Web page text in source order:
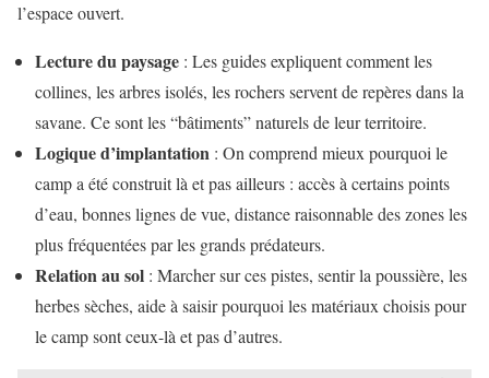
l’espace ouvert.
Lecture du paysage : Les guides expliquent comment les
collines, les arbres isolés, les rochers servent de repères dans la
savane. Ce sont les “bâtiments” naturels de leur territoire.
Logique d’implantation : On comprend mieux pourquoi le
camp a été construit là et pas ailleurs : accès à certains points
d’eau, bonnes lignes de vue, distance raisonnable des zones les
plus fréquentées par les grands prédateurs.
Relation au sol : Marcher sur ces pistes, sentir la poussière, les
herbes sèches, aide à saisir pourquoi les matériaux choisis pour
le camp sont ceux-là et pas d’autres.